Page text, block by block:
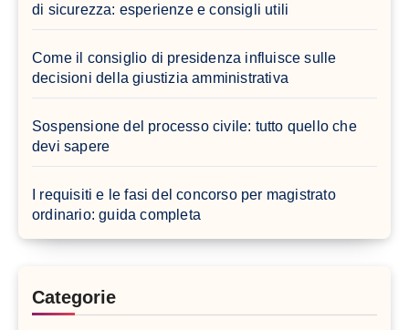
di sicurezza: esperienze e consigli utili
Come il consiglio di presidenza influisce sulle
decisioni della giustizia amministrativa
Sospensione del processo civile: tutto quello che
devi sapere
I requisiti e le fasi del concorso per magistrato
ordinario: guida completa
Categorie